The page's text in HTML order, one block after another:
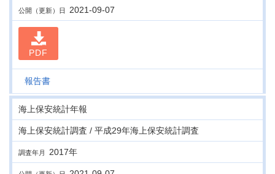
公開（更新）日 2021-09-07
PDF
報告書
海上保安統計年報
海上保安統計調査 / 平成29年海上保安統計調査
調査年月 2017年